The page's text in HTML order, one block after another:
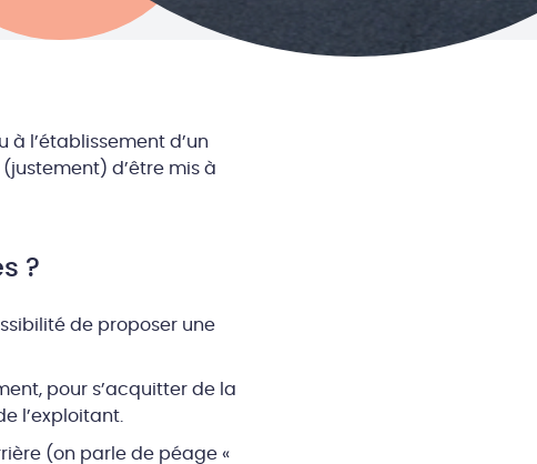
l’établissement d’un
d’être mis à
?
de proposer une
pour s’acquitter de la
l’exploitant.
(on parle de péage «